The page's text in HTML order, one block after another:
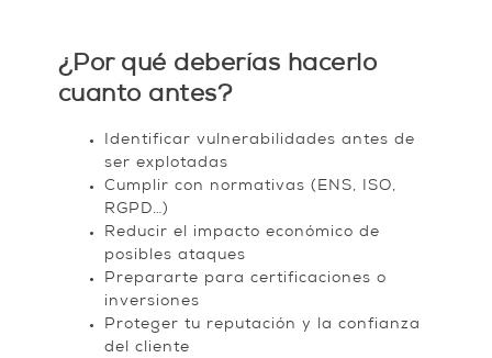
¿Por qué deberías hacerlo
cuanto antes?
Identificar vulnerabilidades antes de
ser explotadas
Cumplir con normativas (ENS, ISO,
RGPD…)
Reducir el impacto económico de
posibles ataques
Prepararte para certificaciones o
inversiones
Proteger tu reputación y la confianza
del cliente